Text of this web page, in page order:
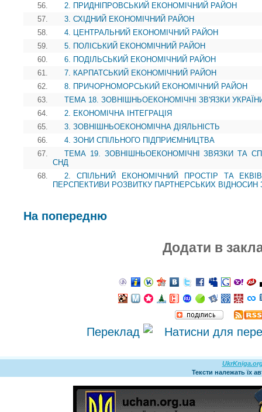
56.
2. ПРИДНІПРОВСЬКИЙ ЕКОНОМІЧНИЙ РАЙОН
57.
3. СХІДНИЙ ЕКОНОМІЧНИЙ РАЙОН
58.
4. ЦЕНТРАЛЬНИЙ ЕКОНОМІЧНИЙ РАЙОН
59.
5. ПОЛІСЬКИЙ ЕКОНОМІЧНИЙ РАЙОН
60.
6. ПОДІЛЬСЬКИЙ ЕКОНОМІЧНИЙ РАЙОН
61.
7. КАРПАТСЬКИЙ ЕКОНОМІЧНИЙ РАЙОН
62.
8. ПРИЧОРНОМОРСЬКИЙ ЕКОНОМІЧНИЙ РАЙОН
63.
ТЕМА 18. ЗОВНІШНЬОЕКОНОМІЧНІ ЗВ'ЯЗКИ
64.
2. ЕКОНОМІЧНА ІНТЕГРАЦІЯ
65.
3. ЗОВНІШНЬОЕКОНОМІЧНА ДІЯЛЬНІСТЬ
66.
4. ЗОНИ СПІЛЬНОГО ПІДПРИЄМНИЦТВА
67.
ТЕМА 19. ЗОВНІШНЬОЕКОНОМІЧНІ ЗВЯЗКИ ТА
СНД
68.
2. СПІЛЬНИЙ ЕКОНОМІЧНИЙ ПРОСТІР ТА
ПЕРСПЕКТИВИ РОЗВИТКУ ПАРТНЕРСЬКИХ ВІДНОСИН
На попередню
Додати в
Переклад
Тексти належать їх